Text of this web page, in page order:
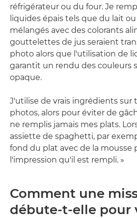
réfrigérateur ou du four. Je
liquides épais tels que du lait
mélangés avec des colorants
gouttelettes de jus seraient
photo alors que l'utilisation de
garantit un rendu des couleurs
opaque.
J'utilise de vrais ingrédients sur
photos, alors pour éviter de
ne remplis jamais mes plats.
assiette de spaghetti, par
fond du plat avec de la mousse
l'impression qu'il est rempli. »
Comment une
débute-t-elle pour